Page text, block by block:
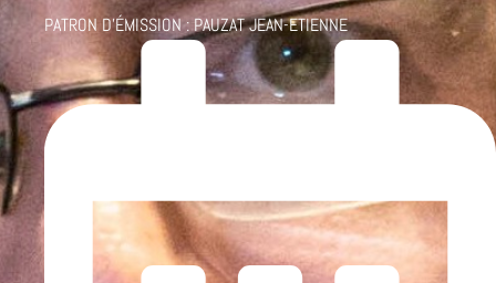
PATRON D'ÉMISSION : PAUZAT JEAN-ETIENNE